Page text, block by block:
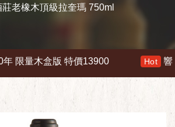
老橡木頂級拉奎瑪 750ml
木盒版 特價13900 響 30年